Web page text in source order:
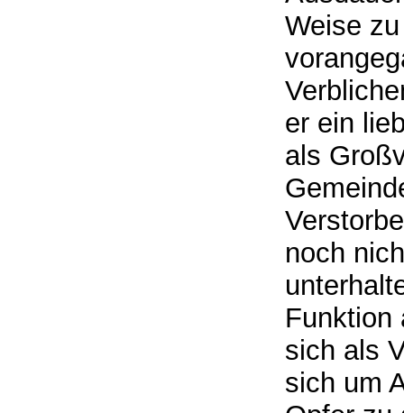
Weise
er ein
als
noch
Funktion
sich als
sich um